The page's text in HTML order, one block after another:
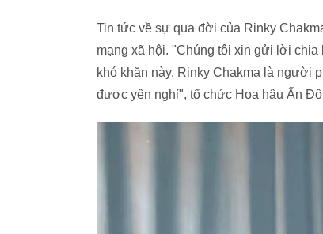
Tin tức về sự qua đời của Rinky
mạng xã hội. "Chúng tôi xin gửi lời
khó khăn này. Rinky Chakma là người
được yên nghỉ", tổ chức Hoa hậu Ấn Độ